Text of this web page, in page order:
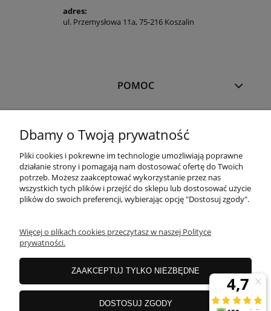
adres:
ul. Przemysłowa 11a, 75-216 Koszalin
POMOC
PŁATNOŚCI I DOSTAWA
OFERTA
| ul. Przemysłowa 11a, Koszalin 75-216, woj.
zachodniopomorskie | NIP: 6690500343 REGON: 008201011 | E-mail:
Dbamy o Twoją prywatność
Pliki cookies i pokrewne im technologie umożliwiają poprawne
działanie strony i pomagają nam dostosować ofertę do Twoich
potrzeb. Możesz zaakceptować wykorzystanie przez nas
wszystkich tych plików i przejść do sklepu lub dostosować użycie
plików do swoich preferencji, wybierając opcję "Dostosuj zgody".
Więcej o plikach cookies przeczytasz w naszej Polityce
prywatności.
ZAAKCEPTUJ TYLKO NIEZBĘDNE
DOSTOSUJ ZGODY